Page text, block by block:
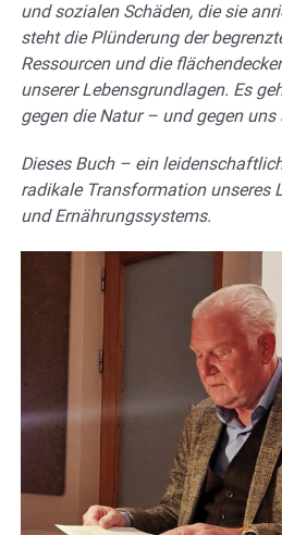
und sozialen Schäden, die sie
steht die Plünderung der
Ressourcen und die
unserer Lebensgrundlagen. Es
gegen die Natur – und gegen uns
Dieses Buch – ein
radikale Transformation unseres
und Ernährungssystems.